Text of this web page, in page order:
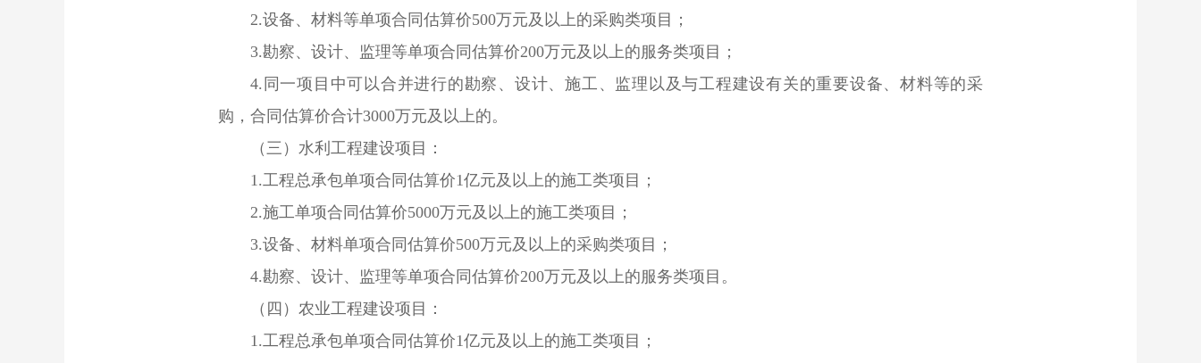
2.设备、材料等单项合同估算价500万元及以上的采购类项目；
3.勘察、设计、监理等单项合同估算价200万元及以上的服务类项目；
4.同一项目中可以合并进行的勘察、设计、施工、监理以及与工程建设有关的重要设备、材料等的采
购，合同估算价合计3000万元及以上的。
（三）水利工程建设项目：
1.工程总承包单项合同估算价1亿元及以上的施工类项目；
2.施工单项合同估算价5000万元及以上的施工类项目；
3.设备、材料单项合同估算价500万元及以上的采购类项目；
4.勘察、设计、监理等单项合同估算价200万元及以上的服务类项目。
（四）农业工程建设项目：
1.工程总承包单项合同估算价1亿元及以上的施工类项目；